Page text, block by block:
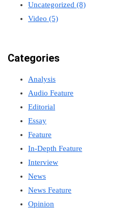
Uncategorized (8)
Video (5)
Categories
Analysis
Audio Feature
Editorial
Essay
Feature
In-Depth Feature
Interview
News
News Feature
Opinion